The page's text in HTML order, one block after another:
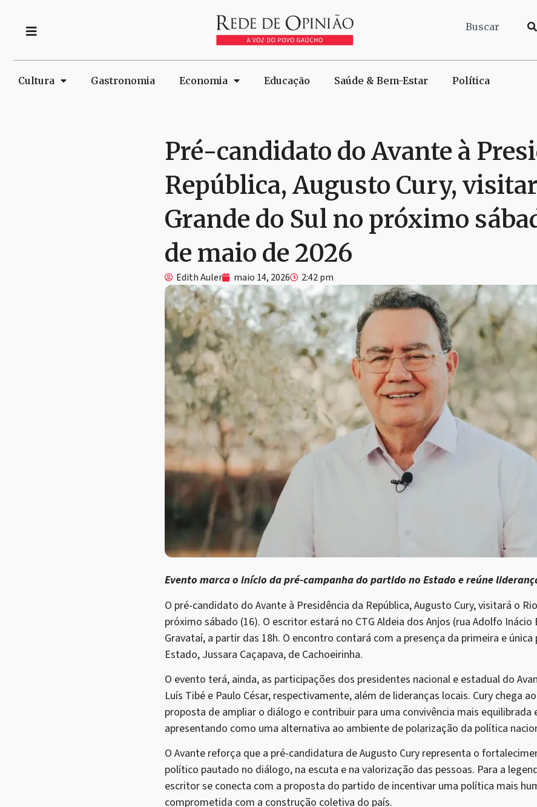
Cultura Gastronomia Economia Educação Saúde & Bem-Estar Política
Pré-candidato do Avante à
República, Augusto Cury,
Grande do Sul no próximo
de maio de 2026
Edith Auler maio 14, 2026 2:42 pm
Evento marca o início da pré-campanha do partido no Estado e reúne
O pré-candidato do Avante à Presidência da República, Augusto Cury, visitará o
próximo sábado (16). O escritor estará no CTG Aldeia dos Anjos (rua Adolfo Inácio
Gravataí, a partir das 18h. O encontro contará com a presença da primeira e
Estado, Jussara Caçapava, de Cachoeirinha.
O evento terá, ainda, as participações dos presidentes nacional e estadual do
Luís Tibé e Paulo César, respectivamente, além de lideranças locais. Cury chega
proposta de ampliar o diálogo e contribuir para uma convivência mais equilibrada
apresentando como uma alternativa ao ambiente de polarização da política
O Avante reforça que a pré-candidatura de Augusto Cury representa o
político pautado no diálogo, na escuta e na valorização das pessoas. Para a
escritor se conecta com a proposta do partido de incentivar uma política mais
comprometida com a construção coletiva do país.